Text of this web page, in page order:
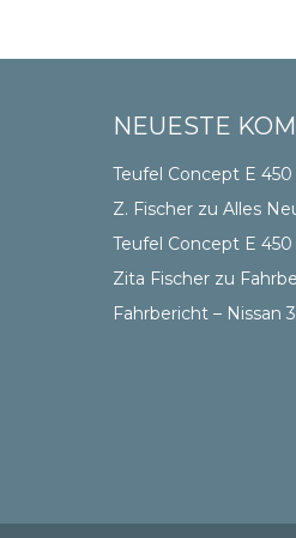
NEUESTE
Teufel Concept E 450
Z. Fischerzu Alles
Teufel Concept E 450
Zita Fischerzu
Fahrbericht – Nissan